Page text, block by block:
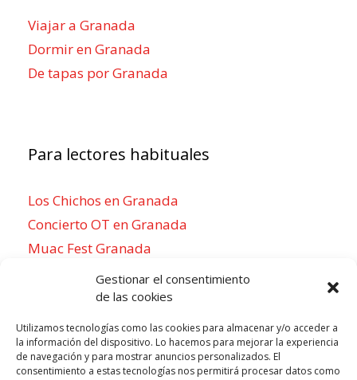
Gestionar el consentimiento
de las cookies
Utilizamos tecnologías como las cookies para almacenar y/o acceder a
la información del dispositivo. Lo hacemos para mejorar la experiencia
de navegación y para mostrar anuncios personalizados. El
consentimiento a estas tecnologías nos permitirá procesar datos como
Viajar a Granada
Dormir en Granada
De tapas por Granada
Para lectores habituales
Los Chichos en Granada
Concierto OT en Granada
Muac Fest Granada
Concierto de Saiko en Granada
Para sentirse como un local